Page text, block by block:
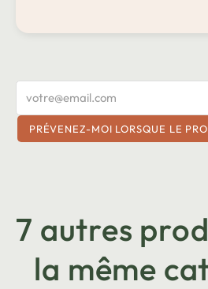
PRÉVENEZ-MOI LORSQUE LE
7 autres
la même